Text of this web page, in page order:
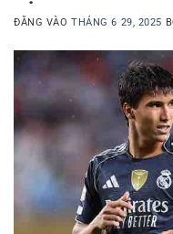
ĐĂNG VÀOTHÁNG 6 29, 2025